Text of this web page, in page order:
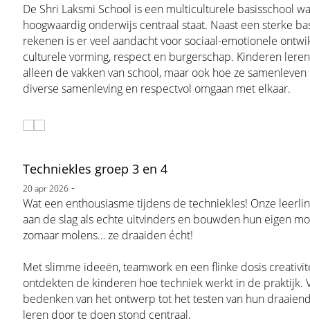
De Shri Laksmi School is een multiculturele basisschool
hoogwaardig onderwijs centraal staat. Naast een sterke
rekenen is er veel aandacht voor sociaal-emotionele
culturele vorming, respect en burgerschap. Kinderen
alleen de vakken van school, maar ook hoe ze
diverse samenleving en respectvol omgaan met elkaar.
Techniekles groep 3 en 4
20 apr 2026-
Wat een enthousiasme tijdens de techniekles! Onze
aan de slag als echte uitvinders en bouwden hun eigen
zomaar molens… ze draaiden écht!
Met slimme ideeën, teamwork en een flinke dosis
ontdekten de kinderen hoe techniek werkt in de praktijk.
bedenken van het ontwerp tot het testen van hun
leren door te doen stond centraal.